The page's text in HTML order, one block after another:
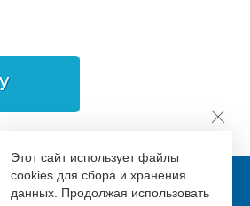
Этот сайт использует файлы
cookies для сбора и хранения
данных. Продолжая использовать